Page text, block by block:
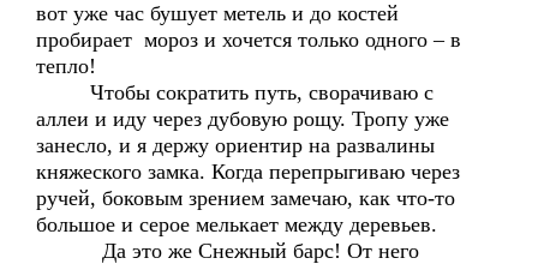
вот уже час бушует метель и до костей
пробирает мороз и хочется только одного – в
тепло!
Чтобы сократить путь, сворачиваю с
аллеи и иду через дубовую рощу. Тропу уже
занесло, и я держу ориентир на развалины
княжеского замка. Когда перепрыгиваю через
ручей, боковым зрением замечаю, как что-то
большое и серое мелькает между деревьев.
Да это же Снежный барс! От него